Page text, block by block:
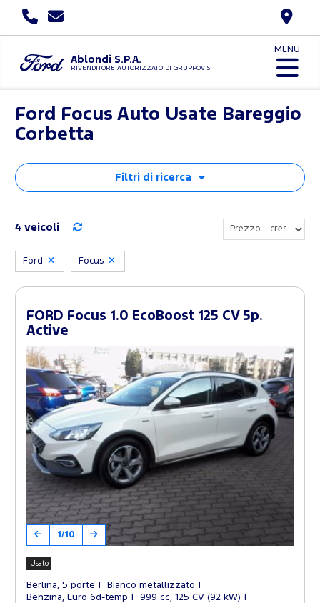
Ablondi S.P.A.
RIVENDITORE AUTORIZZATO DI GRUPPOVIS
MENU
Ford Focus Auto Usate Bareggio
Corbetta
Filtri di ricerca
4 veicoli
Ford Focus
FORD Focus 1.0 EcoBoost 125 CV 5p.
Active
1/10
Usato
Berlina, 5 porte
Bianco metallizzato
Benzina, Euro 6d-temp
999 cc, 125 CV (92 kW)